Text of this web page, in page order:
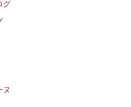
グ
ヌ